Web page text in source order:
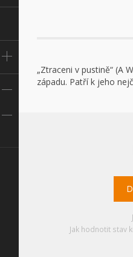
„Ztraceni v pustině“ (A
západu. Patří k jeho
Jak hodnotit stav